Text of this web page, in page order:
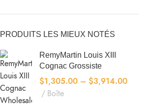
PRODUITS LES MIEUX NOTÉS
RemyMartin Louis XIII
Cognac Grossiste
$1,305.00 – $3,914.00
Boîte